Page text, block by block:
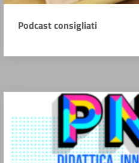
Podcast consigliati